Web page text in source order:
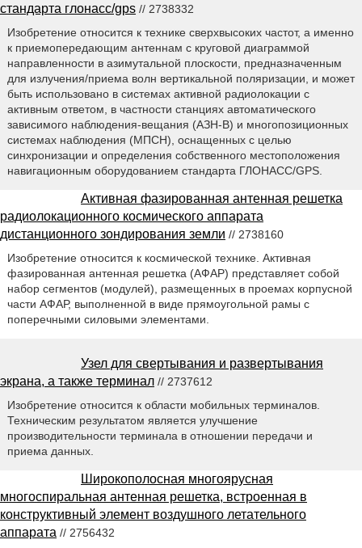
стандарта глонасс/gps // 2738332
Изобретение относится к технике сверхвысоких частот, а именно
к приемопередающим антеннам с круговой диаграммой
направленности в азимутальной плоскости, предназначенным
для излучения/приема волн вертикальной поляризации, и может
быть использовано в системах активной радиолокации с
активным ответом, в частности станциях автоматического
зависимого наблюдения-вещания (АЗН-В) и многопозиционных
системах наблюдения (МПСН), оснащенных с целью
синхронизации и определения собственного местоположения
навигационным оборудованием стандарта ГЛОНАСС/GPS.
Активная фазированная антенная решетка
радиолокационного космического аппарата
дистанционного зондирования земли // 2738160
Изобретение относится к космической технике. Активная
фазированная антенная решетка (АФАР) представляет собой
набор сегментов (модулей), размещенных в проемах корпусной
части АФАР, выполненной в виде прямоугольной рамы с
поперечными силовыми элементами.
Узел для свертывания и развертывания
экрана, а также терминал // 2737612
Изобретение относится к области мобильных терминалов.
Техническим результатом является улучшение
производительности терминала в отношении передачи и
приема данных.
Широкополосная многоярусная
многоспиральная антенная решетка, встроенная в
конструктивный элемент воздушного летательного
аппарата // 2756432